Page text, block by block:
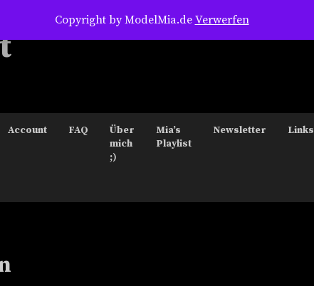
Copyright by ModelMia.de Verwerfen
Account FAQ
Über
mich
;)
Mia’s
Playlist
Newsletter Links